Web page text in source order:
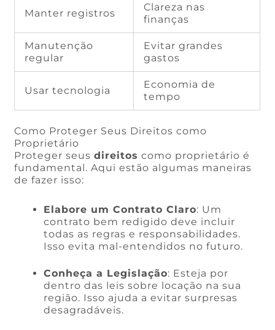
Manter registros
Clareza nas
finanças
Manutenção
regular
Evitar grandes
gastos
Usar tecnologia
Economia de
tempo
Como Proteger Seus Direitos como
Proprietário
Proteger seusdireitos como proprietário é
fundamental. Aqui estão algumas maneiras
de fazer isso:
Elabore um Contrato Claro: Um
contrato bem redigido deve incluir
todas as regras e responsabilidades.
Isso evita mal-entendidos no futuro.
Conheça a Legislação: Esteja por
dentro das leis sobre locação na sua
região. Isso ajuda a evitar surpresas
desagradáveis.